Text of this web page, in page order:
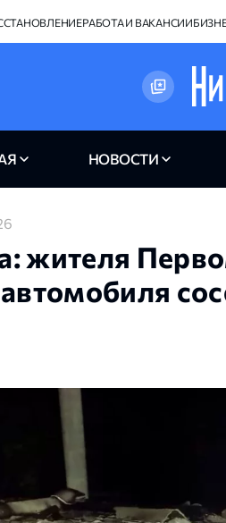
РАБОТА И ВАКАНСИИ
НОВОСТИ
жителя